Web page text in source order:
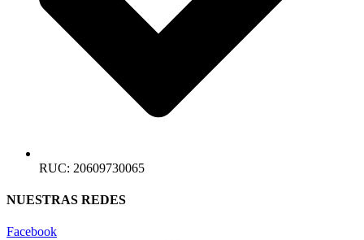
RUC: 20609730065​
NUESTRAS REDES
Facebook